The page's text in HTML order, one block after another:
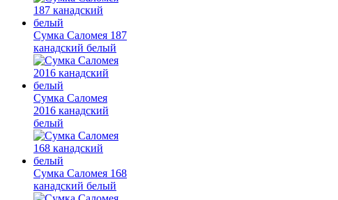
Сумка Саломея 187
канадский белый
Сумка Саломея
2016 канадский
белый
Сумка Саломея 168
канадский белый